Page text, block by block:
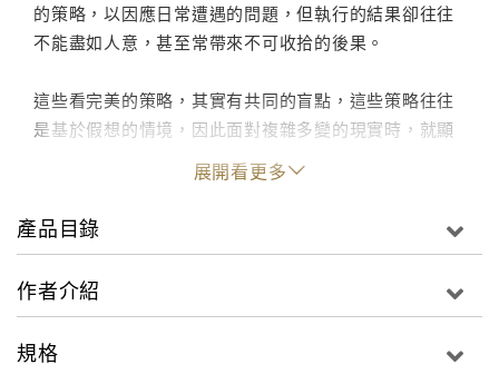
的策略，以因應日常遭遇的問題，但執行的結果卻往往
不能盡如人意，甚至常帶來不可收拾的後果。
這些看完美的策略，其實有共同的盲點，這些策略往往
是基於假想的情境，因此面對複雜多變的現實時，就顯
得脆弱而不堪一擊。更可怕的是，那些你想得到的策
略，你的對手也想都得到。
為了幫助你擺脫對傳統策略思考的迷戀，甩開競爭對
慧、充滿挑戰，直逼企業生存的核心。它們指出了大部
的因子在你的企業組織蔓延滋長。如果你不問這些問
展開看更多
產品目錄
作者介紹
規格